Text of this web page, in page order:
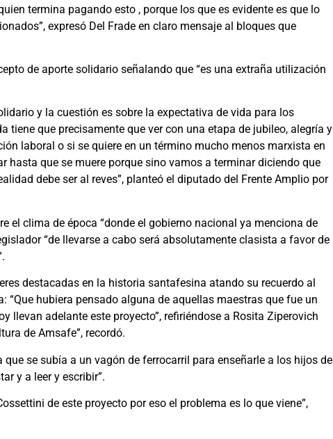
termina pagando esto , porque los que es evidente es que lo
expresó Del Frade en claro mensaje al bloques que
de aporte solidario señalando que “es una extraña utilización
y la cuestión es sobre la expectativa de vida para los
tiene que precisamente que ver con una etapa de jubileo, alegría y
laboral o si se quiere en un término mucho menos marxista en
hasta que se muere porque sino vamos a terminar diciendo que
debe ser al reves”, planteó el diputado del Frente Amplio por
el clima de época “donde el gobierno nacional ya menciona de
“de llevarse a cabo será absolutamente clasista a favor de
destacadas en la historia santafesina atando su recuerdo al
“Que hubiera pensado alguna de aquellas maestras que fue un
llevan adelante este proyecto”, refiriéndose a Rosita Ziperovich
de Amsafe”, recordó.
se subía a un vagón de ferrocarril para enseñarle a los hijos de
y a leer y escribir”.
de este proyecto por eso el problema es lo que viene”,